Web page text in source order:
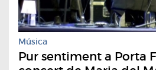
Música
Pur sentiment a Porta